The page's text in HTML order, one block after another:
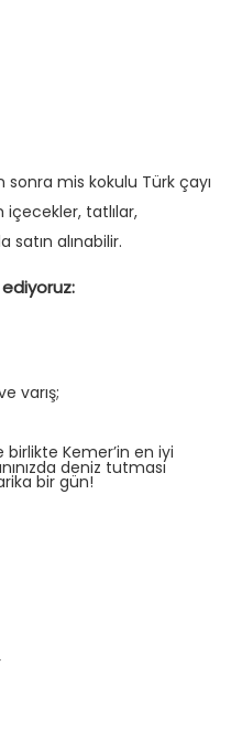
mis kokulu Türk çayı
tatlılar,
satın alınabilir.
varış;
Kemer’in en iyi
bir gün!
deniz tutması